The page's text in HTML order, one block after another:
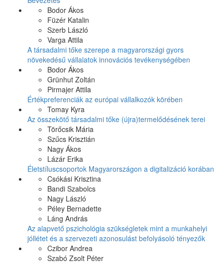
Bodor Ákos
Füzér Katalin
Szerb László
Varga Attila
A társadalmi tőke szerepe a magyarországi gyors
növekedésű vállalatok innovációs tevékenységében
Bodor Ákos
Grünhut Zoltán
Pirmajer Attila
Értékpreferenciák az európai vállalkozók körében
Tomay Kyra
Az összekötő társadalmi tőke (újra)termelődésének terei
Törőcsik Mária
Szűcs Krisztián
Nagy Ákos
Lázár Erika
Életstíluscsoportok Magyarországon a digitalizáció korában
Csókási Krisztina
Bandi Szabolcs
Nagy László
Péley Bernadette
Láng András
Az alapvető pszichológia szükségletek mint a munkahelyi
jóllétet és a szervezeti azonosulást befolyásoló tényezők
Czibor Andrea
Szabó Zsolt Péter